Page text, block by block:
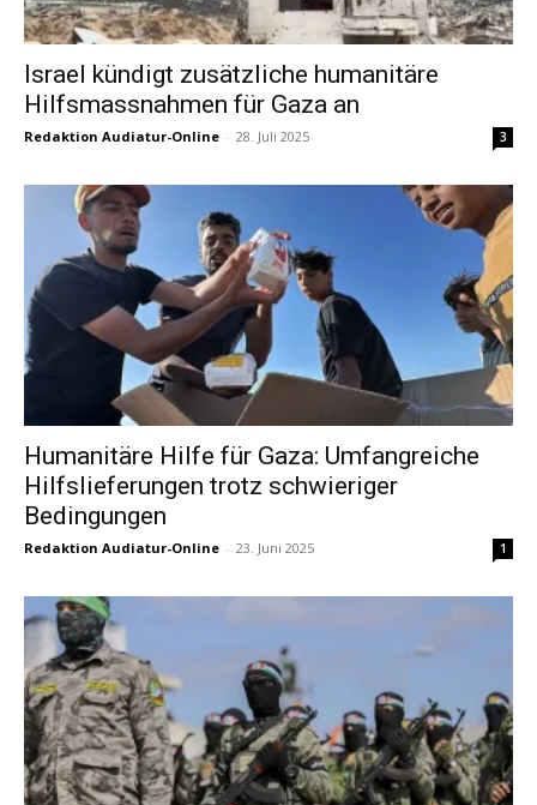
Israel kündigt zusätzliche humanitäre
Hilfsmassnahmen für Gaza an
Redaktion Audiatur-Online - 28. Juli 2025 3
Humanitäre Hilfe für Gaza: Umfangreiche
Hilfslieferungen trotz schwieriger
Bedingungen
Redaktion Audiatur-Online - 23. Juni 2025 1